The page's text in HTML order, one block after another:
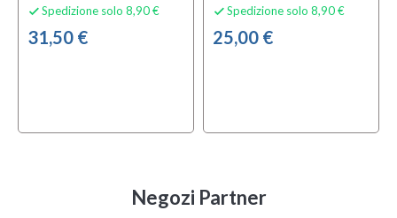
 Spedizione solo 8,90 €
31,50 €
 Spedizione solo 8,90 €
25,00 €
Negozi Partner